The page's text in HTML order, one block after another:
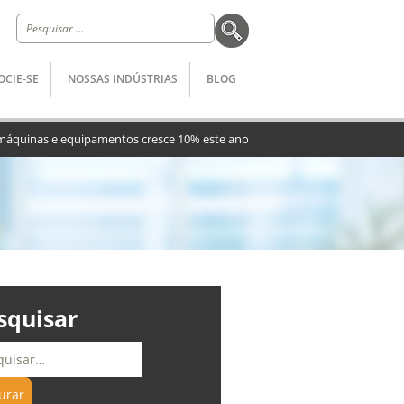
Pesquisar
por:
SE NOSSAS INDÚSTRIAS BLOG
e equipamentos cresce 10% este ano